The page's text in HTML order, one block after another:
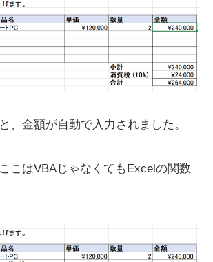
、金額が自動で入力されました。
こはVBAじゃなくてもExcelの関数